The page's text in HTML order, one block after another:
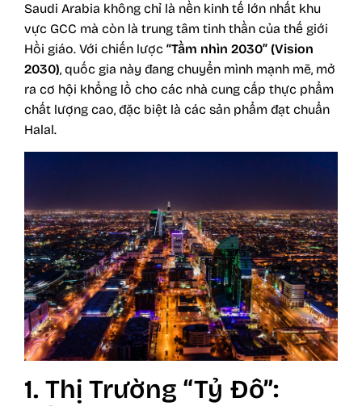
Saudi Arabia không chỉ là nền kinh tế lớn nhất khu
vực GCC mà còn là trung tâm tinh thần của thế giới
Hồi giáo. Với chiến lược “Tầm nhìn 2030” (Vision
2030), quốc gia này đang chuyển mình mạnh mẽ, mở
ra cơ hội khổng lồ cho các nhà cung cấp thực phẩm
chất lượng cao, đặc biệt là các sản phẩm đạt chuẩn
Halal.
1. Thị Trường “Tỷ Đô”: